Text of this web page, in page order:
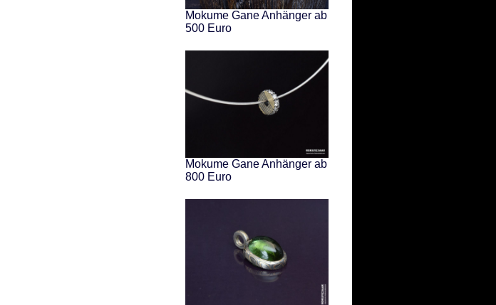
Mokume Gane Anhänger ab
500 Euro
Mokume Gane Anhänger ab
800 Euro